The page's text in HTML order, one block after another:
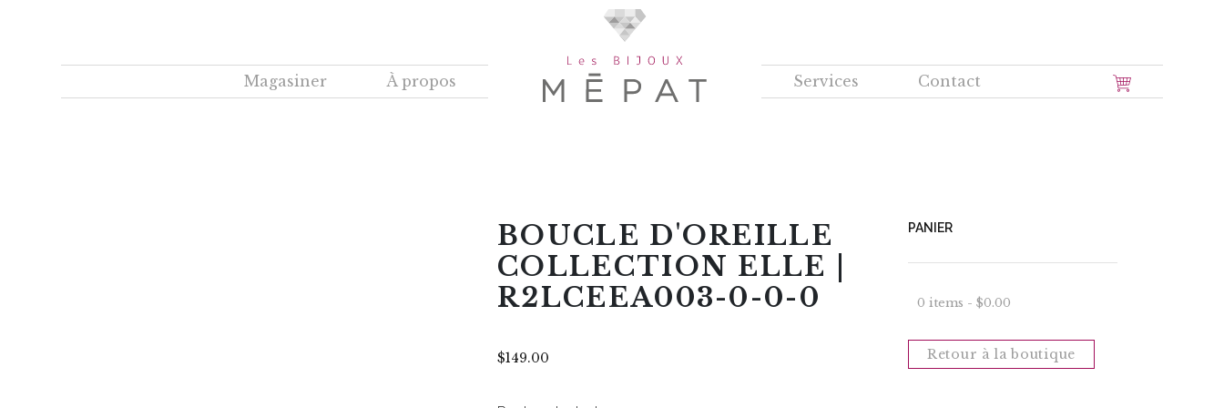
Magasiner À propos Services Contact
BOUCLE D'OREILLE
COLLECTION ELLE |
R2LCEEA003-0-0-0
$149.00
PANIER
0 items - $0.00
Retour à la boutique